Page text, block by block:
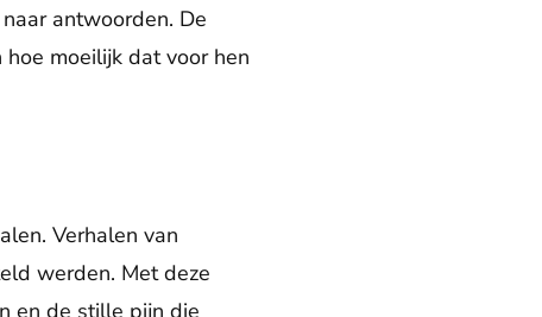
antwoorden. De
moeilijk dat voor hen
Verhalen van
werden. Met deze
en de stille pijn die